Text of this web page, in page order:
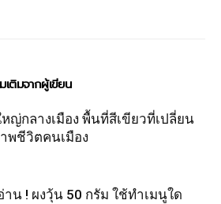
เติมจากผู้เขียน
ญ่กลางเมือง พื้นที่สีเขียวที่เปลี่ยน
พชีวิตคนเมือง
น ! ผงวุ้น 50 กรัม ใช้ทำเมนูใด